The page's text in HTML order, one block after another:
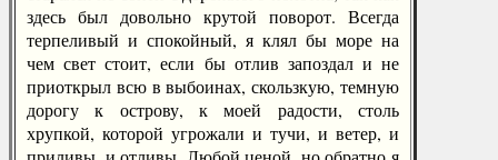
здесь был довольно крутой поворот. Всегда
терпеливый и спокойный, я клял бы море на
чем свет стоит, если бы отлив запоздал и не
приоткрыл всю в выбоинах, скользкую, темную
дорогу к острову, к моей радости, столь
хрупкой, которой угрожали и тучи, и ветер, и